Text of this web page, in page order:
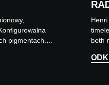
pigmentach.
both